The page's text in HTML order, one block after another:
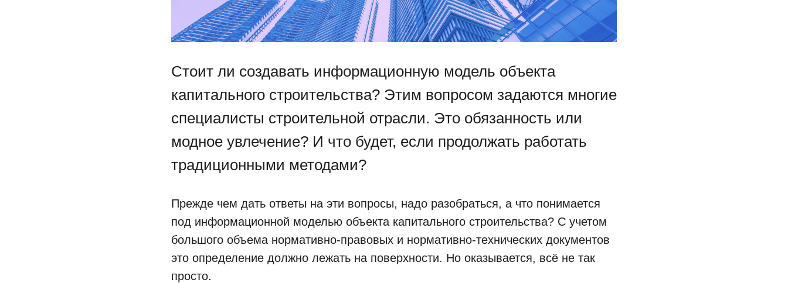
Стоит ли создавать информационную модель объекта
капитального строительства? Этим вопросом задаются многие
специалисты строительной отрасли. Это обязанность или
модное увлечение? И что будет, если продолжать работать
традиционными методами?
Прежде чем дать ответы на эти вопросы, надо разобраться, а что понимается
под информационной моделью объекта капитального строительства? С учетом
большого объема нормативно-правовых и нормативно-технических документов
это определение должно лежать на поверхности. Но оказывается, всё не так
просто.